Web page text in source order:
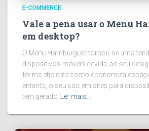
E-COMMERCE
Vale a pena usar o Menu
em desktop?
O Menu Hambúrguer tornou-se uma
dispositivos móveis devido ao seu
forma eficiente como economiza
entanto, o seu uso em sites para
tem gerado
Ler mais…